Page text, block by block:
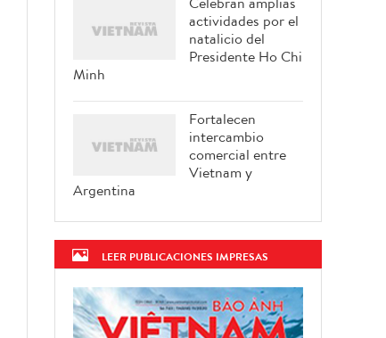
actividades por el
natalicio del
Presidente Ho Chi
Minh
Fortalecen
intercambio
comercial entre
Vietnam y
Argentina
LEER PUBLICACIONES IMPRESAS